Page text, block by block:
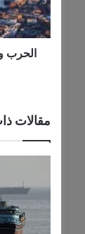
البريطانية
الحرب
مقالات